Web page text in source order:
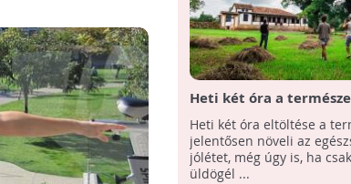
Heti két óra a
egészség
Heti két óra eltöltése a
jelentősen növeli az
jólétet, még úgy is, ha
üldögél ...